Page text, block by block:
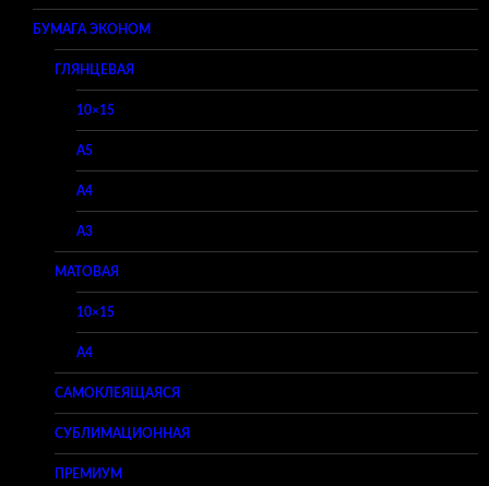
БУМАГА ЭКОНОМ
ГЛЯНЦЕВАЯ
10×15
A5
A4
A3
МАТОВАЯ
10×15
A4
САМОКЛЕЯЩАЯСЯ
СУБЛИМАЦИОННАЯ
ПРЕМИУМ